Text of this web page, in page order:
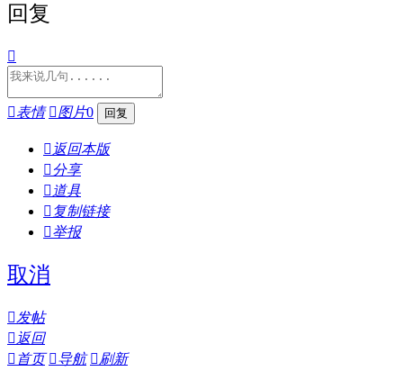
回复

表情 图片0
 返回本版
分享
 道具
 复制链接
举报
取消
发帖
 返回
 首页 导航 刷新